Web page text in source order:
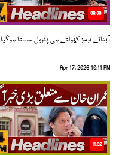
08:36
آبنائے ہرمز کھولتے ہی پٹرول سستا ہوگیا
Apr 17, 2026 10:11 PM
11:52